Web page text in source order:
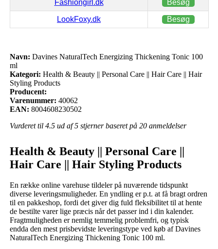
Fashiongirl.dk Besøg
LookFoxy.dk Besøg
Navn: Davines NaturalTech Energizing Thickening Tonic 100
ml
Kategori: Health & Beauty || Personal Care || Hair Care || Hair
Styling Products
Producent:
Varenummer: 40062
EAN: 8004608230502
Vurderet til 4.5 ud af 5 stjerner baseret på 20 anmeldelser
Health & Beauty || Personal Care ||
Hair Care || Hair Styling Products
En række online varehuse tildeler på nuværende tidspunkt
diverse leveringsmuligheder. En yndling er p.t. at få bragt ordren
til en pakkeshop, fordi det giver dig fuld fleksibilitet til at hente
de bestilte varer lige præcis når det passer ind i din kalender.
Fragtmuligheden er nemlig temmelig problemfri, og typisk
endda den mest prisbevidste leveringstype ved køb af Davines
NaturalTech Energizing Thickening Tonic 100 ml.